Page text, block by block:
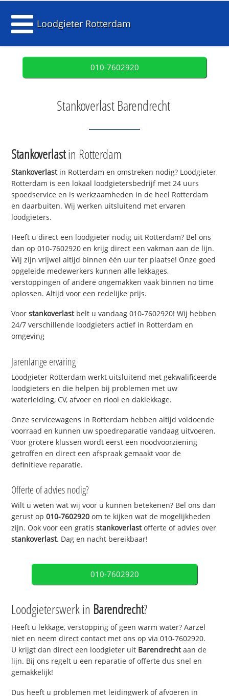
Loodgieter Rotterdam
010-7602920
Stankoverlast Barendrecht
Stankoverlastin Rotterdam
Stankoverlastin Rotterdam en omstreken nodig? Loodgieter
Rotterdam is een lokaal loodgietersbedrijf met 24 uurs
spoedservice en is werkzaamheden in de heel Rotterdam
en daarbuiten. Wij werken uitsluitend met ervaren
loodgieters.
Heeft u direct een loodgieter nodig uit Rotterdam? Bel ons
dan op 010-7602920 en krijg direct een vakman aan de lijn.
Wij zijn vrijwel altijd binnen één uur ter plaatse! Onze goed
opgeleide medewerkers kunnen alle lekkages,
verstoppingen of andere ongemakken vaak binnen no time
oplossen. Altijd voor een redelijke prijs.
Voorstankoverlastbelt u vandaag 010-7602920! Wij hebben
24/7 verschillende loodgieters actief in Rotterdam en
omgeving
Jarenlange ervaring
Loodgieter Rotterdam werkt uitsluitend met gekwalificeerde
loodgieters en die helpen bij problemen met uw
waterleiding, CV, afvoer en riool en daklekkage.
Onze servicewagens in Rotterdam hebben altijd voldoende
voorraad en kunnen uw spoedreparatie vandaag uitvoeren.
Voor grotere klussen wordt eerst een noodvoorziening
getroffen en direct een afspraak gemaakt voor de
definitieve reparatie.
Offerte of advies nodig?
Wilt u weten wat wij voor u kunnen betekenen? Bel ons dan
gerust op010-7602920 om te kijken wat de mogelijkheden
zijn. Ook voor een gratisstankoverlastofferte of advies over
stankoverlast. Dag en nacht bereikbaar!
010-7602920
Loodgieterswerk in Barendrecht?
Heeft u lekkage, verstopping of geen warm water? Aarzel
niet en neem direct contact met ons op via 010-7602920.
U krijgt dan direct een loodgieter uit Barendrechtaan de
lijn. Bij ons regelt u een reparatie of offerte dus snel en
gemakkelijk!
Dus heeft u problemen met leidingwerk of afvoeren in